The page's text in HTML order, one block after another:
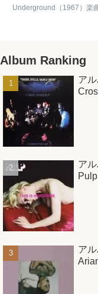
Underground（1967）楽
Album Ranking
ア
ア
Pulp
ア